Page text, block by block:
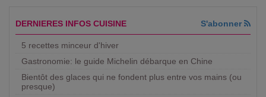
DERNIERES INFOS CUISINE S'abonner
5 recettes minceur d'hiver
Gastronomie: le guide Michelin débarque en Chine
Bientôt des glaces qui ne fondent plus entre vos mains (ou
presque)